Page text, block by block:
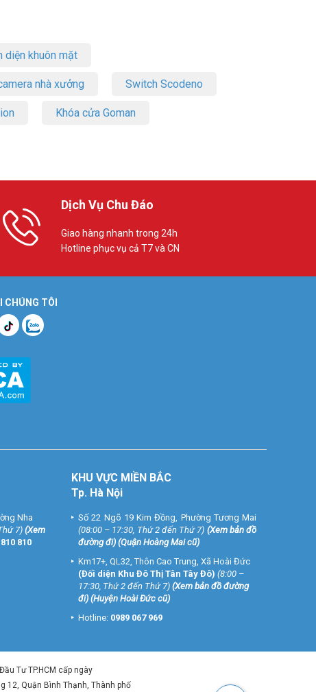
diện khuôn mặt
nhà xưởng Switch Scodeno
Khóa cửa Goman
Dịch Vụ Chu Đáo
Giao hàng nhanh trong 24h
Hotline phục vụ cả T7 và CN
CHÚNG TÔI
Nha
7)(Xem
810
KHU VỰC MIỀN BẮC
Tp. Hà Nội
Số 22 Ngõ 19 Kim Đồng, Phường Tương Mai
(08:00 – 17:30, Thứ 2 đến Thứ 7) (Xem bản đồ
đường đi) (Quận Hoàng Mai cũ)
Km17+, QL32, Thôn Cao Trung, Xã Hoài Đức
(Đối diện Khu Đô Thị Tân Tây Đô) (8:00 –
17:30, Thứ 2 đến Thứ 7) (Xem bản đồ đường
đi) (Huyện Hoài Đức cũ)
Hotline: 0989 067 969
Tư TP.HCM cấp ngày
12, Quận Bình Thạnh, Thành phố